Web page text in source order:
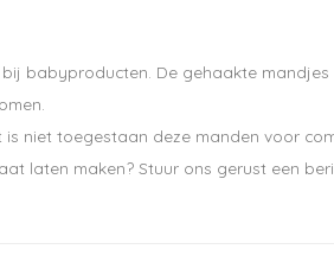
babyproducten. De gehaakte
niet toegestaan deze manden voor
laten maken? Stuur ons gerust een